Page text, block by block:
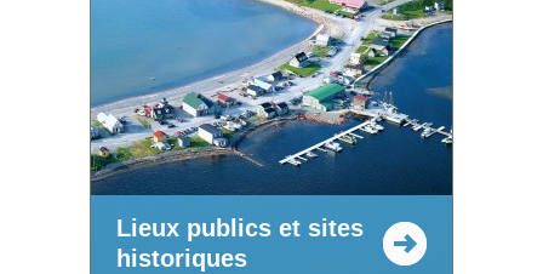
Lieux publics et sites
historiques